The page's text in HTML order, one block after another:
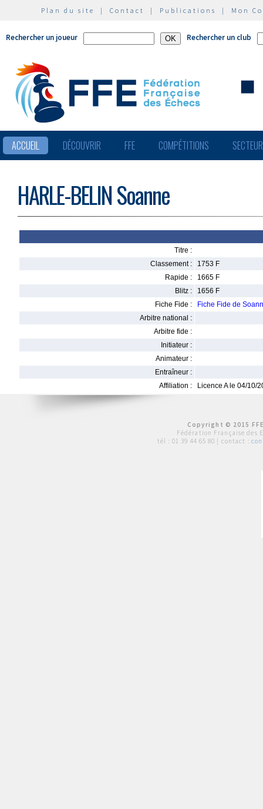
Plan du site | Contact | Publications | Mon
Rechercher un joueur Rechercher un club
ACCUEIL DÉCOUVRIR FFE COMPÉTITIONS
HARLE-BELIN Soanne
Titre :
Classement :
1753 F
Rapide :
1665 F
Blitz :
1656 F
Fiche Fide :
Fiche Fide de
Arbitre national :
Arbitre fide :
Initiateur :
Animateur :
Entraîneur :
Affiliation :
Licence A le 04/10/
Copyright © 2015
Fédération Française des
tél : 01 39 44 65 80 | contact :